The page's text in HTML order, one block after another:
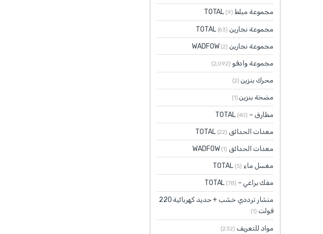
مجموعة مبلط TOTAL (9)
مجموعة نجارين TOTAL (63)
مجموعة نجارين WADFOW (2)
مجموعة وادفو (2٬092)
محرك بنزين (2)
مضخة بنزين (1)
مطارق – TOTAL (40)
معدات الحدائق TOTAL (22)
معدات الحدائق WADFOW (1)
مغسل ماء TOTAL (5)
مفك براغي – TOTAL (78)
منشار ترددي خشب + حديد كهربائية 220
فولت (1)
مواد للتعريف (232)